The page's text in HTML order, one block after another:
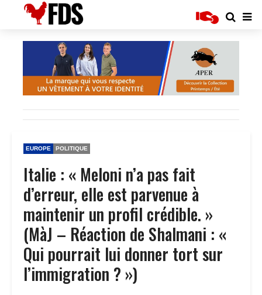
EUROPE POLITIQUE
Italie : « Meloni n’a pas fait
d’erreur, elle est parvenue à
maintenir un profil crédible. »
(MàJ – Réaction de Shalmani : «
Qui pourrait lui donner tort sur
l’immigration ? »)